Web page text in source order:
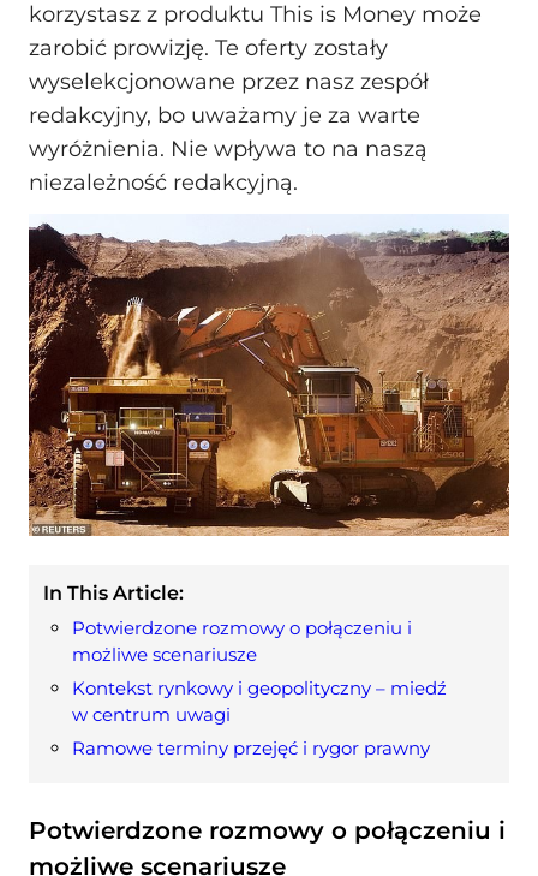
korzystasz z produktu This is Money może
zarobić prowizję. Te oferty zostały
wyselekcjonowane przez nasz zespół
redakcyjny, bo uważamy je za warte
wyróżnienia. Nie wpływa to na naszą
niezależność redakcyjną.
In This Article:
Potwierdzone rozmowy o połączeniu i
możliwe scenariusze
Kontekst rynkowy i geopolityczny – miedź
w centrum uwagi
Ramowe terminy przejęć i rygor prawny
Potwierdzone rozmowy o połączeniu i
możliwe scenariusze